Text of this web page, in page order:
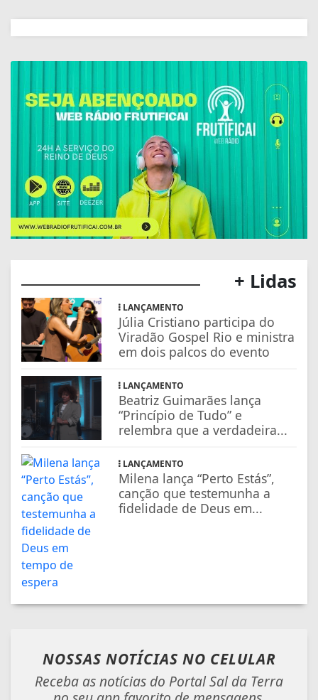
+ Lidas
LANÇAMENTO
Júlia Cristiano participa do
Viradão Gospel Rio e ministra
em dois palcos do evento
LANÇAMENTO
Beatriz Guimarães lança
“Princípio de Tudo” e
relembra que a verdadeira...
LANÇAMENTO
Milena lança “Perto Estás”,
canção que testemunha a
fidelidade de Deus em...
NOSSAS NOTÍCIAS NO CELULAR
Receba as notícias do Portal Sal da Terra